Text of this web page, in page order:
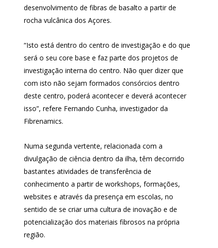
desenvolvimento de fibras de basalto a partir de
rocha vulcânica dos Açores.
“Isto está dentro do centro de investigação e do que
será o seu core base e faz parte dos projetos de
investigação interna do centro. Não quer dizer que
com isto não sejam formados consórcios dentro
deste centro, poderá acontecer e deverá acontecer
isso”, refere Fernando Cunha, investigador da
Fibrenamics.
Numa segunda vertente, relacionada com a
divulgação de ciência dentro da ilha, têm decorrido
bastantes atividades de transferência de
conhecimento a partir de workshops, formações,
websites e através da presença em escolas, no
sentido de se criar uma cultura de inovação e de
potencialização dos materiais fibrosos na própria
região.